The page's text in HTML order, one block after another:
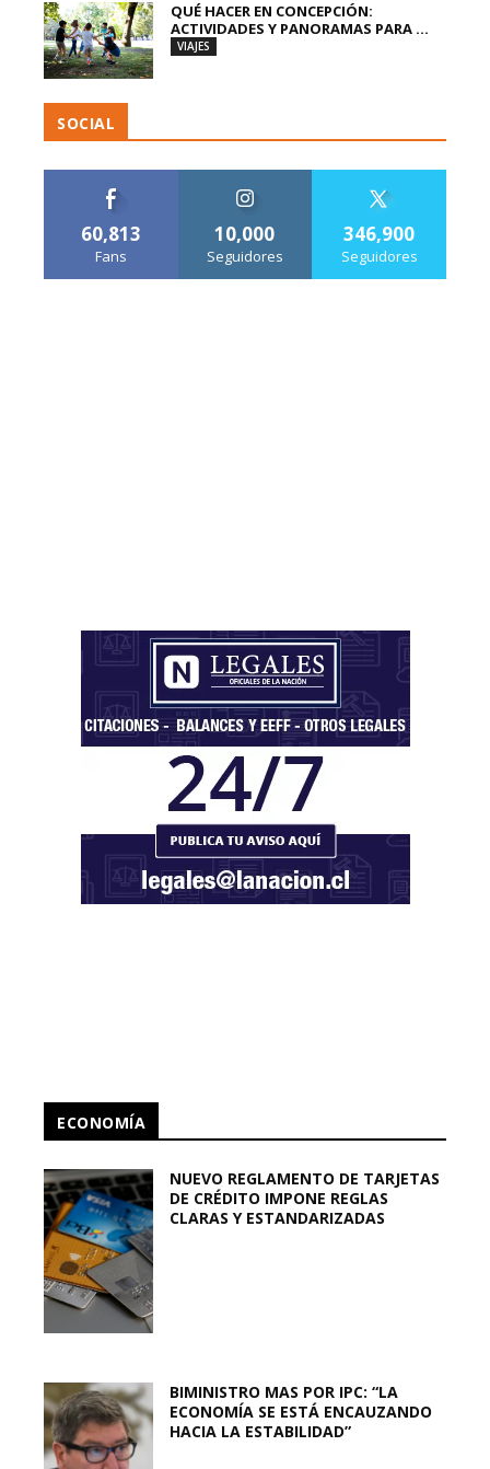
QUÉ HACER EN CONCEPCIÓN:
ACTIVIDADES Y PANORAMAS PARA ...
VIAJES
SOCIAL
60,813
Fans
10,000
Seguidores
346,900
Seguidores
ECONOMÍA
NUEVO REGLAMENTO DE TARJETAS
DE CRÉDITO IMPONE REGLAS
CLARAS Y ESTANDARIZADAS
BIMINISTRO MAS POR IPC: “LA
ECONOMÍA SE ESTÁ ENCAUZANDO
HACIA LA ESTABILIDAD”